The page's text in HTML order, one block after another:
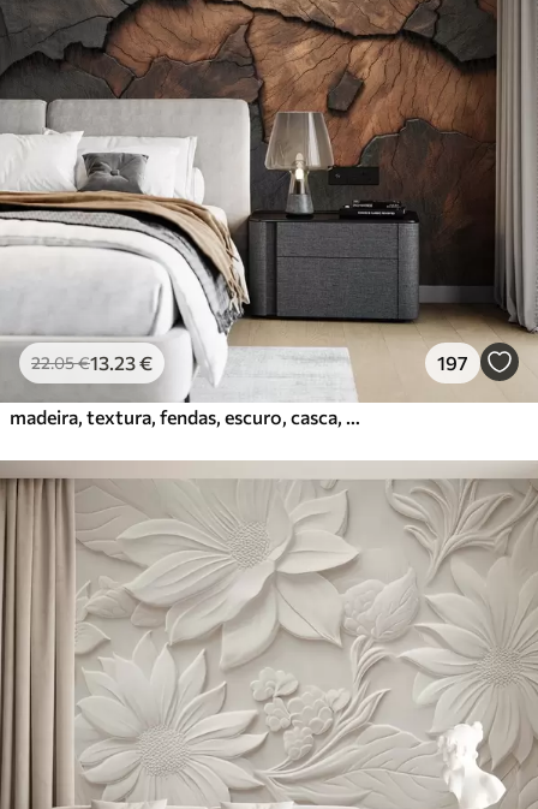
22.05€13.23€ 197
madeira, textura, fendas, escuro, casca, superfície